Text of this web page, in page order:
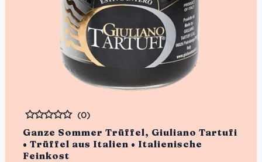
Ganze Sommer Trüffel, Giuliano Tartufi
• Trüffel aus Italien • Italienische
Feinkost
Bewertet
(0)